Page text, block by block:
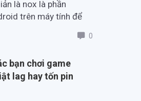
là nox là phần
trên máy tính để
tính năng của
0
bạn chơi game
lag hay tốn pin